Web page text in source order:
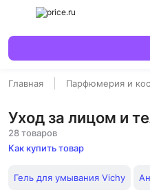
Главная Парфюмерия и
Уход за лицом и
28 товаров
Как купить товар
Гель для умывания Vichy